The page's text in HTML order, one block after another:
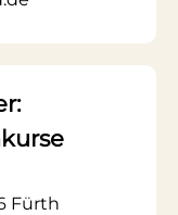
Fürth